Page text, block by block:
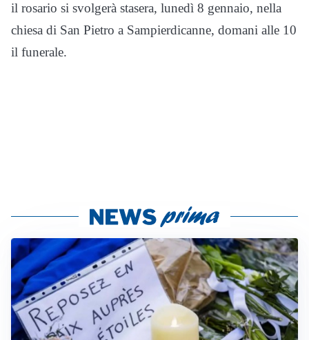
il rosario si svolgerà stasera, lunedì 8 gennaio, nella
chiesa di San Pietro a Sampierdicanne, domani alle 10
il funerale.